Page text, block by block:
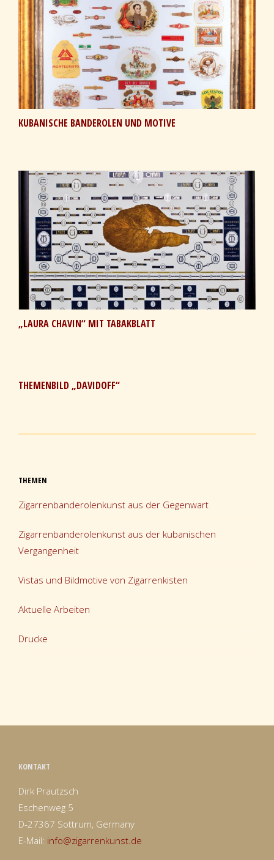
KUBANISCHE BANDEROLEN UND MOTIVE
„LAURA CHAVIN“ MIT TABAKBLATT
THEMENBILD „DAVIDOFF“
THEMEN
Zigarrenbanderolenkunst aus der Gegenwart
Zigarrenbanderolenkunst aus der kubanischen
Vergangenheit
Vistas und Bildmotive von Zigarrenkisten
Aktuelle Arbeiten
Drucke
KONTAKT
Dirk Prautzsch
Eschenweg 5
D-27367 Sottrum, Germany
E-Mail: info@zigarrenkunst.de